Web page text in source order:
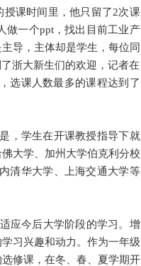
课时间里，他只留了2次课
做一个ppt，找出目前工业产
导，主体却是学生，每位同
浙大新生们的欢迎，记者在
选课人数最多的课程达到了
，学生在开课教授指导下就
大学、加州大学伯克利分校
清华大学、上海交通大学等
应今后大学阶段的学习。增
习兴趣和动力。作为一年级
修课，在冬、春、夏学期开